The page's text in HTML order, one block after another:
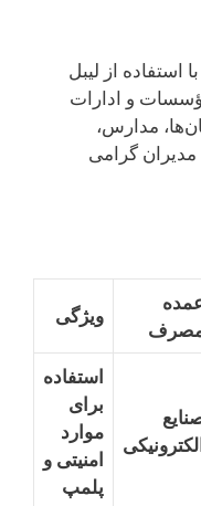
از لیبل
و ادارات
مدارس،
مدیران گرامی
ویژگی
استفاده
برای
موارد
امنیتی و
پلمپ